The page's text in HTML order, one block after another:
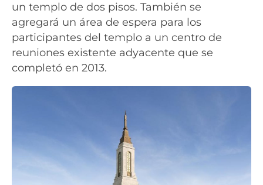
un templo de dos pisos. También se
agregará un área de espera para los
participantes del templo a un centro de
reuniones existente adyacente que se
completó en 2013.